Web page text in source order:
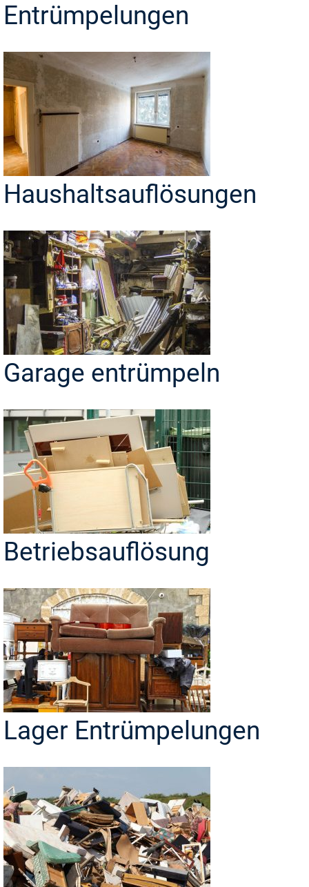
Entrümpelungen
Haushaltsauflösungen
Garage entrümpeln
Betriebsauflösung
Lager Entrümpelungen